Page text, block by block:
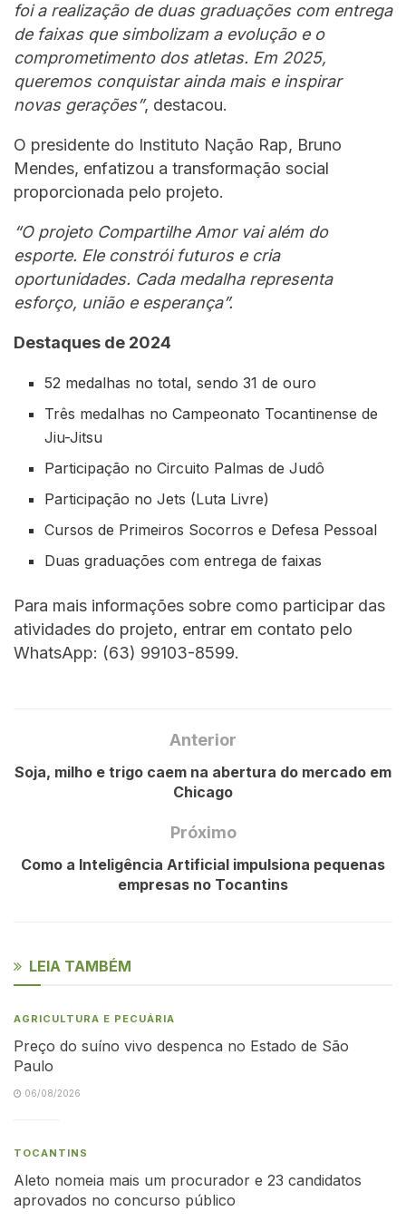
foi a realização de duas graduações com entrega
de faixas que simbolizam a evolução e o
comprometimento dos atletas. Em 2025,
queremos conquistar ainda mais e inspirar
novas gerações”, destacou.
O presidente do Instituto Nação Rap, Bruno
Mendes, enfatizou a transformação social
proporcionada pelo projeto.
“O projeto Compartilhe Amor vai além do
esporte. Ele constrói futuros e cria
oportunidades. Cada medalha representa
esforço, união e esperança”.
Destaques de 2024
52 medalhas no total, sendo 31 de ouro
Três medalhas no Campeonato Tocantinense de
Jiu-Jitsu
Participação no Circuito Palmas de Judô
Participação no Jets (Luta Livre)
Cursos de Primeiros Socorros e Defesa Pessoal
Duas graduações com entrega de faixas
Para mais informações sobre como participar das
atividades do projeto, entrar em contato pelo
WhatsApp: (63) 99103-8599.
Anterior
Soja, milho e trigo caem na abertura do mercado em
Chicago
Próximo
Como a Inteligência Artificial impulsiona pequenas
empresas no Tocantins
LEIA TAMBÉM
AGRICULTURA E PECUÁRIA
Preço do suíno vivo despenca no Estado de São
Paulo
06/08/2026
TOCANTINS
Aleto nomeia mais um procurador e 23 candidatos
aprovados no concurso público